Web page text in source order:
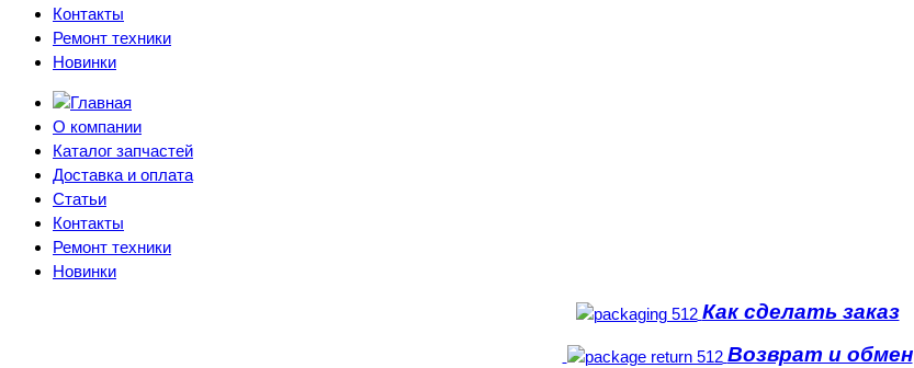
Контакты
Ремонт техники
Новинки
О компании
Каталог запчастей
Доставка и оплата
Статьи
Контакты
Ремонт техники
Новинки
Как сделать заказ
Возврат и обмен